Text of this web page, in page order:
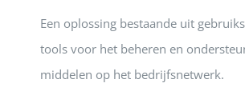
Een oplossing bestaande uit
tools voor het beheren en
middelen op het bedrijfsnetwerk.